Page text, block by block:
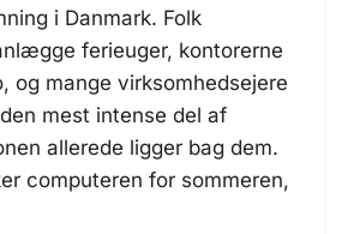
i Danmark. Folk
ferieuger, kontorerne
og mange virksomhedsejere
mest intense del af
allerede ligger bag dem.
computeren for sommeren,